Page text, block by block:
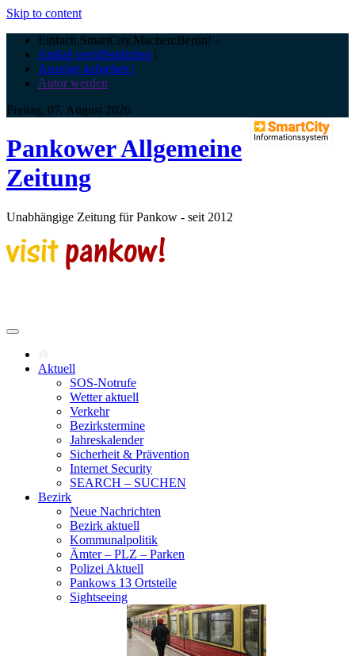
Skip to content
Einfach.SmartCity.Machen:Berlin! -
Artikel veröffentlichen |
Anzeige aufgeben |
Autor werden
Freitag, 07. August 2026
Pankower Allgemeine
Zeitung
Unabhängige Zeitung für Pankow - seit 2012
Aktuell
SOS-Notrufe
Wetter aktuell
Verkehr
Bezirkstermine
Jahreskalender
Sicherheit & Prävention
Internet Security
SEARCH – SUCHEN
Bezirk
Neue Nachrichten
Bezirk aktuell
Kommunalpolitik
Ämter – PLZ – Parken
Polizei Aktuell
Pankows 13 Ortsteile
Sightseeing